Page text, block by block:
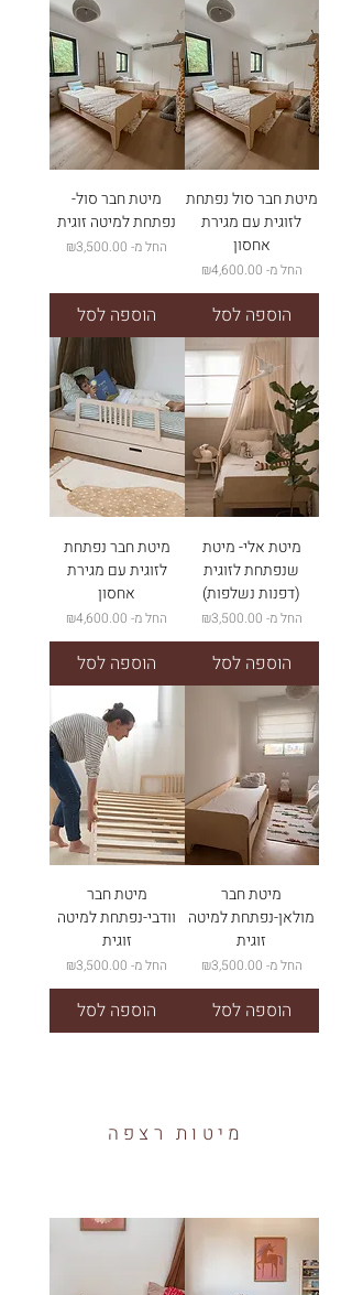
מיטת חבר סול נפתחת
לזוגית עם מגירת
אחסון
החל מ- ₪4,600.00מחיר מבצע
הוספה לסל
מיטת חבר סול-
נפתחת למיטה זוגית
החל מ- ₪3,500.00מחיר מבצע
הוספה לסל
מיטת אלי- מיטת
שנפתחת לזוגית
(דפנות נשלפות)
החל מ- ₪3,500.00מחיר מבצע
הוספה לסל
מיטת חבר נפתחת
לזוגית עם מגירת
אחסון
החל מ- ₪4,600.00מחיר מבצע
הוספה לסל
מיטת חבר
מולאן-נפתחת למיטה
זוגית
החל מ- ₪3,500.00מחיר מבצע
הוספה לסל
מיטת חבר
וודבי-נפתחת למיטה
זוגית
החל מ- ₪3,500.00מחיר מבצע
הוספה לסל
מיטות רצפה